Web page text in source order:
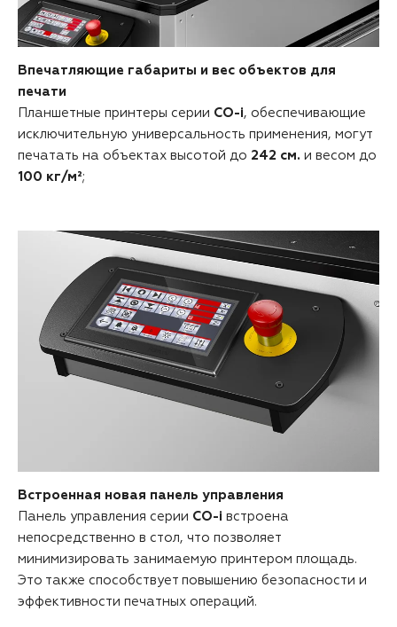
Впечатляющие габариты и вес объектов для
печати
Планшетные принтеры серии CO-i, обеспечивающие
исключительную универсальность применения, могут
печатать на объектах высотой до 242 см. и весом до
100 кг/м²;
Встроенная новая панель управления
Панель управления серии CO-i встроена
непосредственно в стол, что позволяет
минимизировать занимаемую принтером площадь.
Это также способствует повышению безопасности и
эффективности печатных операций.